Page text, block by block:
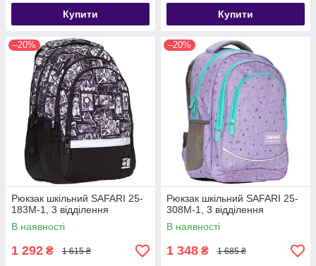
Купити Купити
–20%
Рюкзак шкільний SAFARI 25-
183M-1, 3 відділення
В наявності
1 292 ₴ 1 615 ₴
–20%
Рюкзак шкільний SAFARI 25-
308M-1, 3 відділення
В наявності
1 348 ₴ 1 685 ₴